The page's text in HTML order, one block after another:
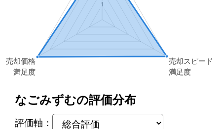
なごみずむの評価分布
評価軸：